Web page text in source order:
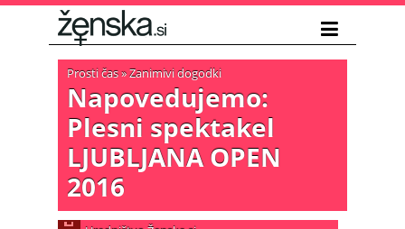
Prosti čas»Zanimivi dogodki
Napovedujemo:
Plesni spektakel
LJUBLJANA OPEN
2016